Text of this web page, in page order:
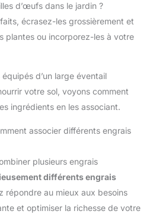
d’œufs dans le jardin ?
écrasez-les grossièrement et
plantes ou incorporez-les à votre
d’un large éventail
votre sol, voyons comment
ingrédients en les associant.
associer différents engrais
plusieurs engrais
différents engrais
répondre au mieux aux besoins
et optimiser la richesse de votre